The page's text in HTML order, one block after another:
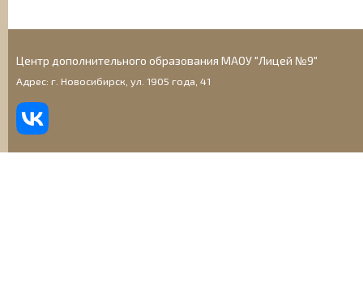
Центр дополнительного образования МАОУ "Лицей №9"
Адрес: г. Новосибирск, ул. 1905 года, 41